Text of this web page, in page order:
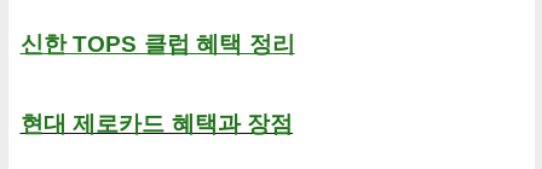
신한 TOPS 클럽 혜택 정리
현대 제로카드 혜택과 장점